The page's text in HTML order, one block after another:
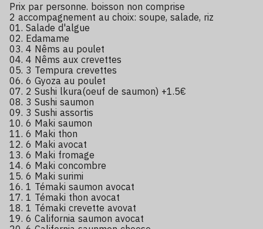
Prix par personne. boisson non comprise
2 accompagnement au choix: soupe, salade, riz
01. Salade d'algue
02. Edamame
03. 4 Nêms au poulet
04. 4 Nêms aux crevettes
05. 3 Tempura crevettes
06. 6 Gyoza au poulet
07. 2 Sushi lkura(oeuf de saumon) +1.5€
08. 3 Sushi saumon
09. 3 Sushi assortis
10. 6 Maki saumon
11. 6 Maki thon
12. 6 Maki avocat
13. 6 Maki fromage
14. 6 Maki concombre
15. 6 Maki surimi
16. 1 Témaki saumon avocat
17. 1 Témaki thon avocat
18. 1 Témaki crevette avovat
19. 6 California saumon avocat